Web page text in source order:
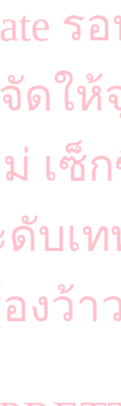
ร
ดให้
เซ็
ดับเ
งว้